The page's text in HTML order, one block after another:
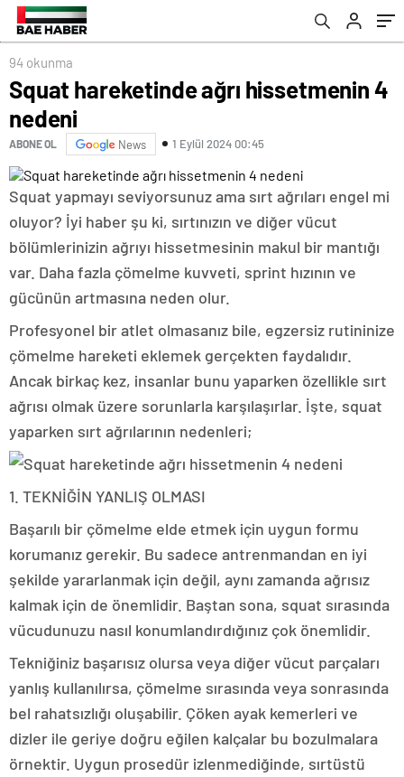
94 okunma
Squat hareketinde ağrı hissetmenin 4
nedeni
ABONE OL News 1 Eylül 2024 00:45
Squat yapmayı seviyorsunuz ama sırt ağrıları engel mi
oluyor? İyi haber şu ki, sırtınızın ve diğer vücut
bölümlerinizin ağrıyı hissetmesinin makul bir mantığı
var. Daha fazla çömelme kuvveti, sprint hızının ve
gücünün artmasına neden olur.
Profesyonel bir atlet olmasanız bile, egzersiz rutininize
çömelme hareketi eklemek gerçekten faydalıdır.
Ancak birkaç kez, insanlar bunu yaparken özellikle sırt
ağrısı olmak üzere sorunlarla karşılaşırlar. İşte, squat
yaparken sırt ağrılarının nedenleri;
1. TEKNİĞİN YANLIŞ OLMASI
Başarılı bir çömelme elde etmek için uygun formu
korumanız gerekir. Bu sadece antrenmandan en iyi
şekilde yararlanmak için değil, aynı zamanda ağrısız
kalmak için de önemlidir. Baştan sona, squat sırasında
vücudunuzu nasıl konumlandırdığınız çok önemlidir.
Tekniğiniz başarısız olursa veya diğer vücut parçaları
yanlış kullanılırsa, çömelme sırasında veya sonrasında
bel rahatsızlığı oluşabilir. Çöken ayak kemerleri ve
dizler ile geriye doğru eğilen kalçalar bu bozulmalara
örnektir. Uygun prosedür izlenmediğinde, sırtüstü